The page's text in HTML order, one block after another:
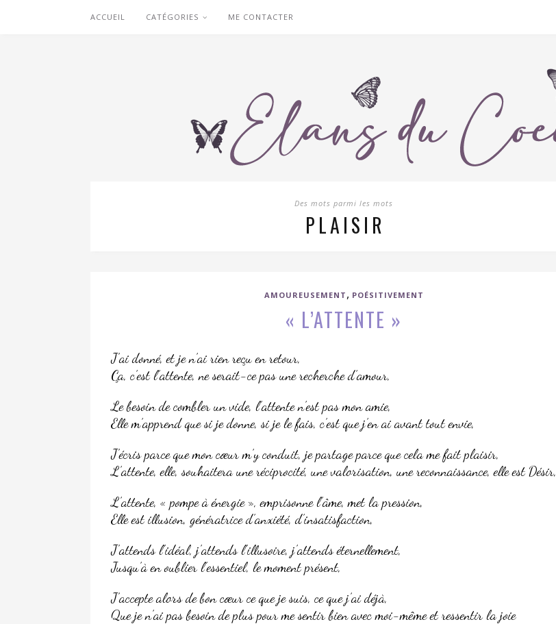
ACCUEIL CATÉGORIES ME CONTACTER
Des mots parmi les mots
PLAISIR
AMOUREUSEMENT , POÉSITIVEMENT
« L’ATTENTE »
J’ai donné, et je n’ai rien reçu en retour,
Ça, c’est l’attente, ne serait-ce pas une recherche d’amour,
Le besoin de combler un vide, l’attente n’est pas mon amie,
Elle m’apprend que si je donne, si je le fais, c’est que j’en ai avant tout envie,
J’écris parce que mon cœur m’y conduit, je partage parce que cela me fait plaisir,
L’attente, elle, souhaitera une réciprocité, une valorisation, une reconnaissance, elle est Désir,
L’attente, « pompe à énergie », emprisonne l’âme, met la pression,
Elle est illusion, génératrice d’anxiété, d’insatisfaction,
J’attends l’idéal, j’attends l’illusoire, j’attends éternellement,
Jusqu’à en oublier l’essentiel, le moment présent,
J’accepte alors de bon cœur ce que je suis, ce que j’ai déjà,
Que je n’ai pas besoin de plus pour me sentir bien avec moi-même et ressentir la joie